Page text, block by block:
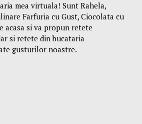
mea virtuala! Sunt Rahela,
Farfuria cu Gust, Ciocolata cu
acasa si va propun retete
si retete din bucataria
gusturilor noastre.